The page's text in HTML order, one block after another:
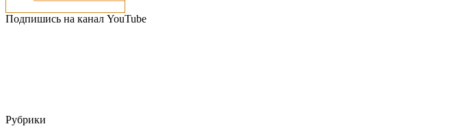
Подпишись на канал YouTube
Рубрики